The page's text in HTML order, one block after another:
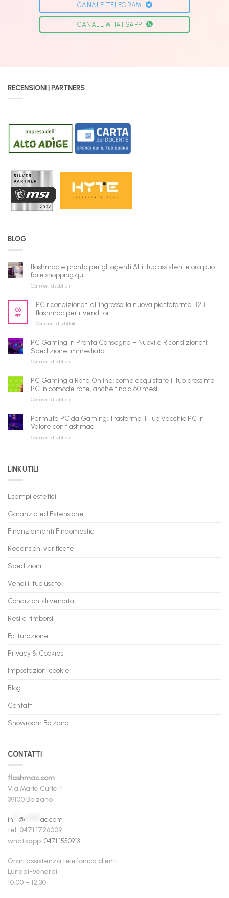
CANALE TELEGRAM
CANALE WHATSAPP
RECENSIONI | PARTNERS
BLOG
flashmac è pronto per gli agenti AI: il tuo assistente ora può
fare shopping qui
Commenti disabilitatisu
pronto
per
gli
AI:
il
tuo
assistente
può
fare
shopping
qui
06
Apr
PC ricondizionati all’ingrosso: la nuova piattaforma B2B
flashmac per rivenditori
Commenti disabilitatisu
ricondizionati
all’ingrosso:
la
B2B
flashmac
per
PC Gaming in Pronta Consegna – Nuovi e Ricondizionati,
Spedizione Immediata
Commenti disabilitatisu
Gaming
in
Pronta
Consegna
Nuovi
Ricondizionati,
Spedizione
PC Gaming a Rate Online: come acquistare il tuo prossimo
PC in comode rate, anche fino a 60 mesi
Commenti disabilitatisu
Gaming
a
Rate
Online:
anche
a
Permuta PC da Gaming: Trasforma il Tuo Vecchio PC in
Valore con flashmac
Commenti disabilitatisu
in
con
LINK UTILI
Esempi estetici
Garanzia ed Estensione
Finanziamenti Findomestic
Recensioni verificate
Spedizioni
Vendi il tuo usato
Condizioni di vendita
Resi e rimborsi
Fatturazione
Privacy & Cookies
Impostazioni cookie
Blog
Contatti
Showroom Bolzano
CONTATTI
flashmac.com
Via Marie Curie 11
39100 Bolzano
in @
ac.com
tel. 0471 1726009
whatsapp: 0471 1550913
Orari assistenza telefonica clienti:
Lunedì-Venerdì
10.00 – 12.30